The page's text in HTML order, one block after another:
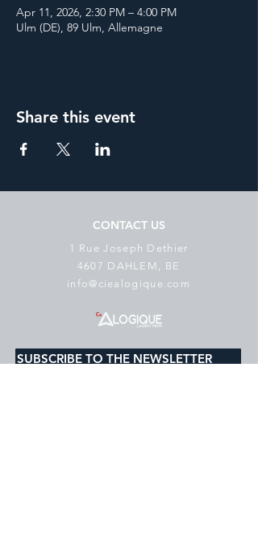
Apr 11, 2026, 2:30 PM – 4:00 PM
Ulm (DE), 89 Ulm, Allemagne
Share this event
CONTACT US
1 Rue Joseph Dethier
4607 DAHLEM, BE
info@ciealogique.com
SUBSCRIBE TO THE NEWSLETTER